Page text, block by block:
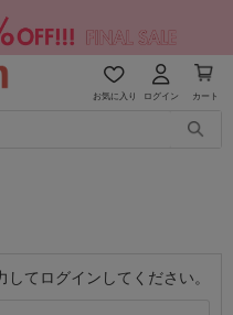
お気に入り ログイン カート
てログインしてください。